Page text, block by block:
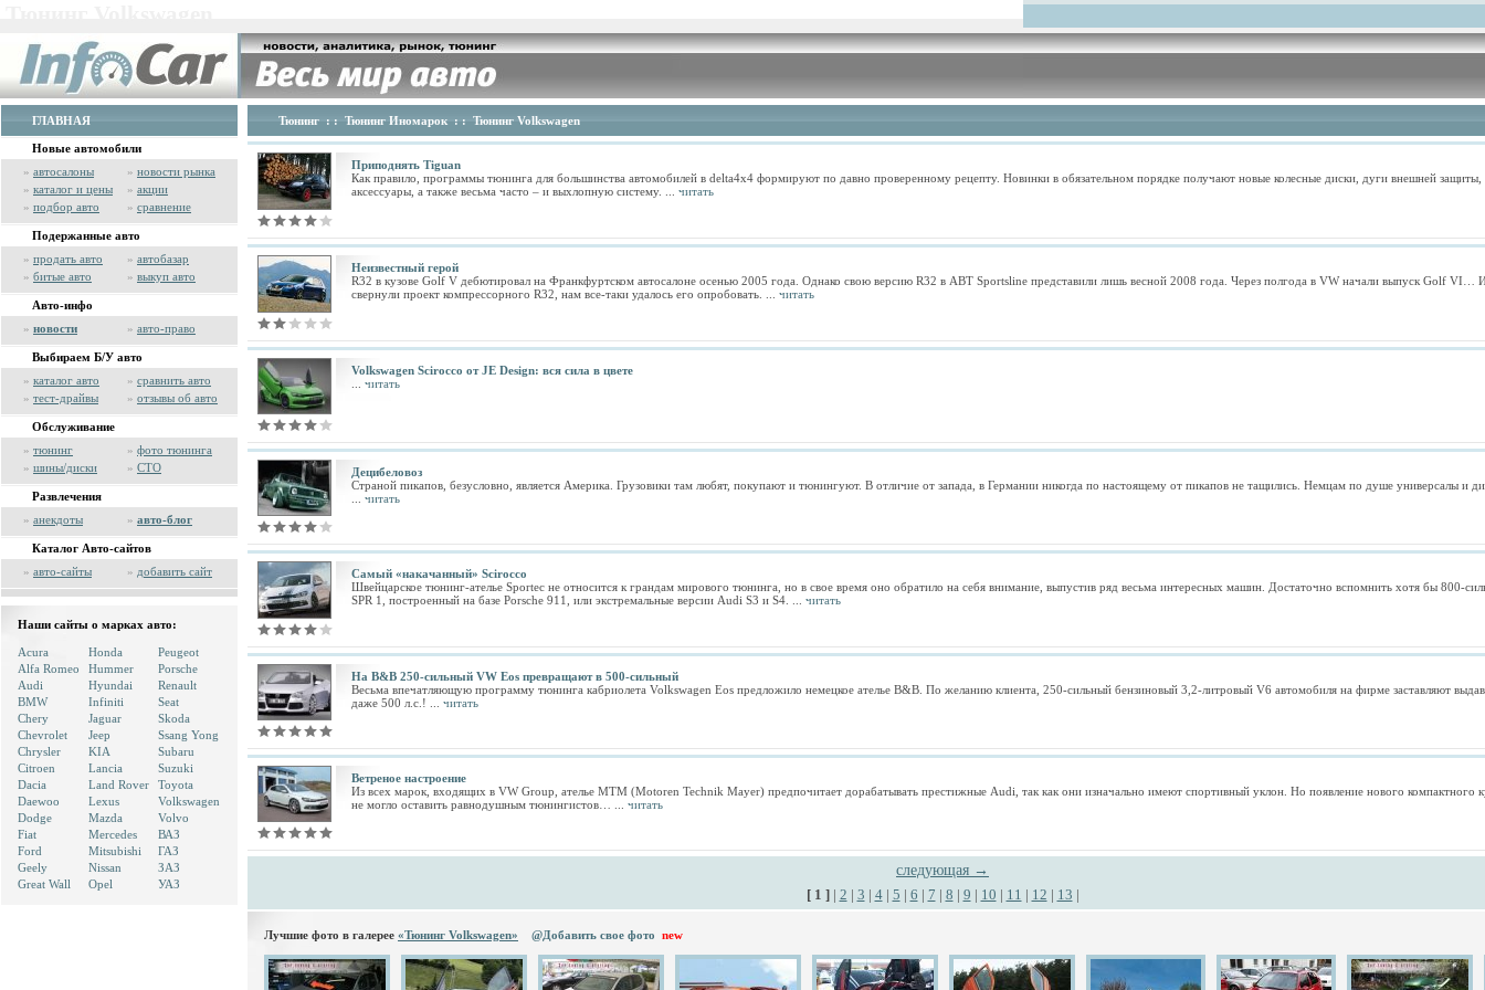
ГЛАВНАЯ
Новые автомобили
» автосалоны » новости рынка
» каталог и цены » акции
» подбор авто » сравнение
Подержанные авто
» продать авто » автобазар
» битые авто » выкуп авто
Авто-инфо
» новости » авто-право
Выбираем Б/У авто
» каталог авто » сравнить авто
» тест-драйвы » отзывы об авто
Обслуживание
» тюнинг » фото тюнинга
» шины/диски » СТО
Развлечения
» анекдоты » авто-блог
Каталог Авто-сайтов
» авто-сайты » добавить сайт
Наши сайты о марках авто:
Acura
Alfa Romeo
Audi
BMW
Chery
Chevrolet
Chrysler
Citroen
Dacia
Daewoo
Dodge
Fiat
Ford
Geely
Great Wall
Honda
Hummer
Hyundai
Infiniti
Jaguar
Jeep
KIA
Lancia
Land Rover
Lexus
Mazda
Mercedes
Mitsubishi
Nissan
Opel
Peugeot
Porsche
Renault
Seat
Skoda
Ssang Yong
Subaru
Suzuki
Toyota
Volkswagen
Volvo
ВАЗ
ГАЗ
ЗАЗ
УАЗ
Тюнинг : : Тюнинг Иномарок : : Тюнинг Volkswagen
Приподнять Tiguan
Как правило, программы тюнинга для большинства автомобилей в delta4x4 формируют по давно проверенному рецепту. Новинки в обязательном порядке получают новые колесные диски, дуги внешней
аксессуары, а также весьма часто – и выхлопную систему. ... читать
Неизвестный герой
R32 в кузове Golf V дебютировал на Франкфуртском автосалоне осенью 2005 года. Однако свою версию R32 в ABT Sportsline представили лишь весной 2008 года. Через полгода в VW начали выпуск Golf VI…
свернули проект компрессорного R32, нам все-таки удалось его опробовать. ... читать
Volkswagen Scirocco от JE Design: вся сила в цвете
читать
Децибеловоз
Страной пикапов, безусловно, является Америка. Грузовики там любят, покупают и тюнингуют. В отличие от запада, в Германии никогда по настоящему от пикапов не тащились. Немцам по душе универсалы и
читать
Самый «накачанный» Scirocco
Швейцарское тюнинг-ателье Sportec не относится к грандам мирового тюнинга, но в свое время оно обратило на себя внимание, выпустив ряд весьма интересных машин. Достаточно вспомнить хотя бы 800-
SPR 1, построенный на базе Porsche 911, или экстремальные версии Audi S3 и S4. ... читать
На B&B 250-сильный VW Eos превращают в 500-cильный
Весьма впечатляющую программу тюнинга кабриолета Volkswagen Eos предложило немецкое ателье B&B. По желанию клиента, 250-сильный бензиновый 3,2-литровый V6 автомобиля на фирме заставляют
даже 500 л.с.! ... читать
Ветреное настроение
Из всех марок, входящих в VW Group, ателье MTM (Motoren Technik Mayer) предпочитает дорабатывать престижные Audi, так как они изначально имеют спортивный уклон. Но появление нового компактного
не могло оставить равнодушным тюнингистов… ... читать
следующая →
[ 1 ]| 2 | 3 | 4| 5 | 6 | 7 | 8 | 9 | 10 | 11 | 12 | 13 |
Лучшие фото в галерее «Тюнинг Volkswagen» @Добавить свое фото new